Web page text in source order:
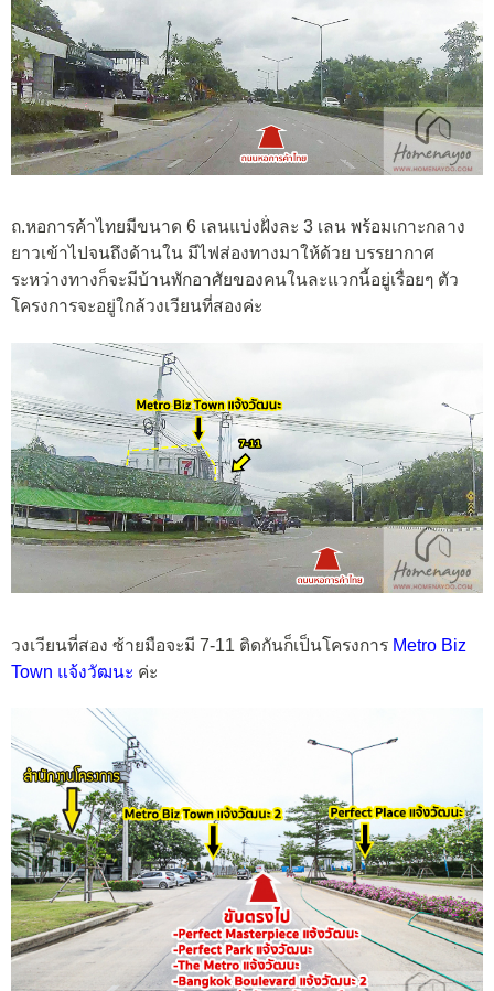
ถ.หอการค้าไทยมีขนาด 6 เลนแบ่งฝั่งละ 3 เลน พร้อมเกาะกลาง
ยาวเข้าไปจนถึงด้านใน มีไฟส่องทางมาให้ด้วย บรรยากาศ
ระหว่างทางก็จะมีบ้านพักอาศัยของคนในละแวกนี้อยู่เรื่อยๆ ตัว
โครงการจะอยู่ใกล้วงเวียนที่สองค่ะ
วงเวียนที่สอง ซ้ายมือจะมี 7-11 ติดกันก็เป็นโครงการ Metro Biz
Town แจ้งวัฒนะ ค่ะ